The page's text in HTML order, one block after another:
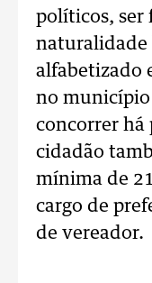
políticos, ser
naturalidade
alfabetizado
no município
concorrer há
cidadão
mínima de
cargo de
de vereador.